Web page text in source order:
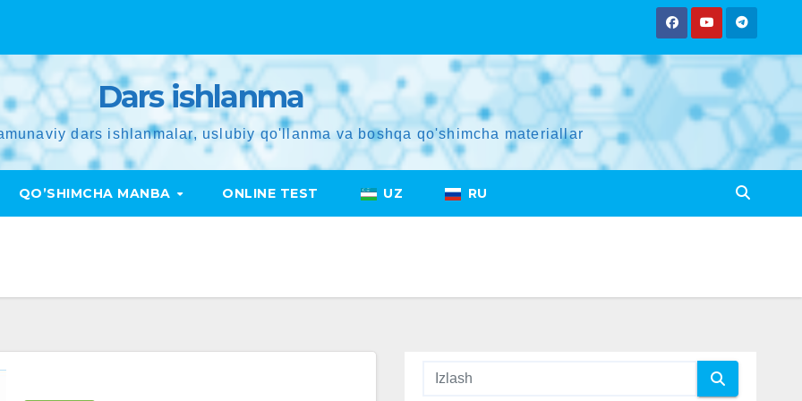
Dars ishlanma
dars ishlanmalar, uslubiy qo'llanma va boshqa qo'shimcha materiallar
QO’SHIMCHA MANBA ONLINE TEST UZ RU